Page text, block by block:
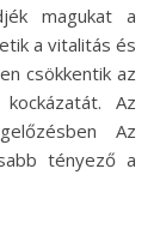
magukat a
a vitalitás és
csökkentik az
kockázatát. Az
Az
tényező a